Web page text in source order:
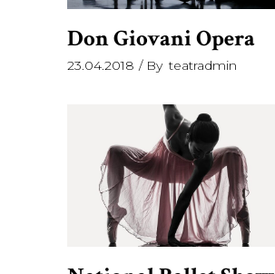
Don Giovani Opera
23.04.2018 By teatradmin